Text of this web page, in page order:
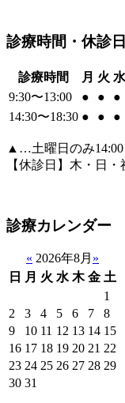
診療時間・休診日
診療時間 月 火 水
9:30〜13:00
● ● ●
14:30〜18:30 ● ● ●
▲ …土曜日のみ14:00
【休診日】木・日
診療カレンダー
« 2026年8月 »
日
月 火 水 木 金 土
1
2
3 4 5 6 7
8
9
10 11 12 13 14 15
16 17 18 19 20 21 22
23 24 25 26 27 28 29
30 31